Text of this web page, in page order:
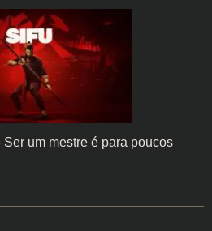
um mestre é para poucos